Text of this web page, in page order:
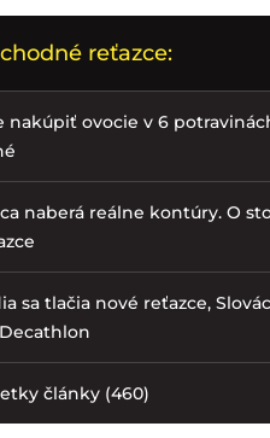
reťazce:
nakúpiť ovocie v 6
naberá reálne kontúry. O
sa tlačia nové reťazce,
články (460)